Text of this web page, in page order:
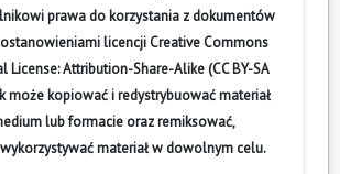
prawa do korzystania z dokumentów
licencji Creative Commons
License: Attribution-Share-Alike (CC BY-SA
może kopiować i redystrybuować materiał
lub formacie oraz remiksować,
materiał w dowolnym celu.